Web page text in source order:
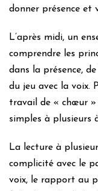
donner présence et
L’après midi, un
comprendre les
dans la présence,
du jeu avec la voix.
travail de « chœur »
simples à plusieurs
La lecture à
complicité avec le
voix, le rapport au